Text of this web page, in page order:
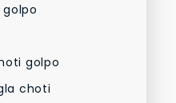
golpo
choti